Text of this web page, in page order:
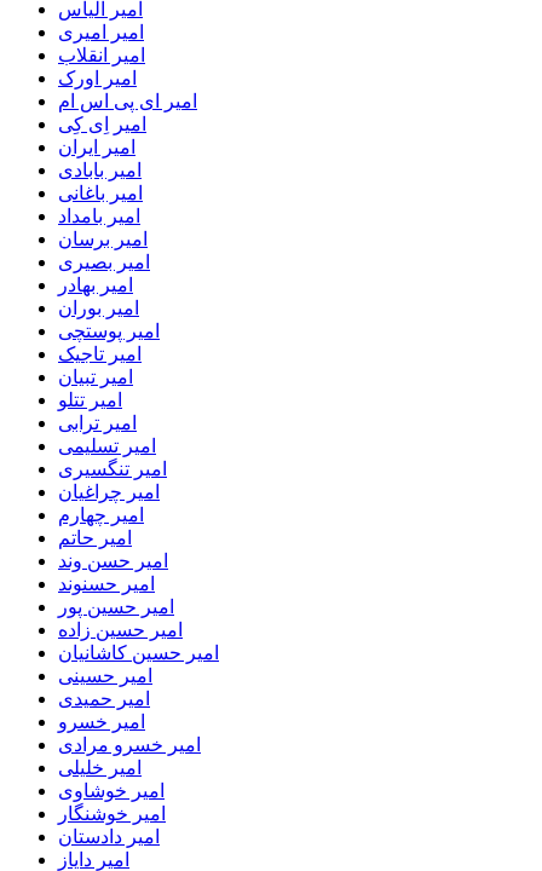
امیر الیاس
امیر امیری
امیر انقلاب
امیر اورک
امیر ای پی اس ام
امیر اِی کِی
امیر ایران
امیر بابادی
امیر باغانی
امیر بامداد
امیر برسان
امیر بصیری
امیر بهادر
امیر بوران
امیر پوستچی
امیر تاجیک
امیر تبیان
امیر تتلو
امیر ترابی
امیر تسلیمی
امیر تنگسیری
امیر چراغیان
امیر چهارم
امیر حاتم
امیر حسن وند
امیر حسنوند
امیر حسین پور
امیر حسین زاده
امیر حسین کاشانیان
امیر حسینی
امیر حمیدی
امیر خسرو
امیر خسرو مرادی
امیر خلیلی
امیر خوشاوی
امیر خوشنگار
امیر دادستان
امیر دایاز